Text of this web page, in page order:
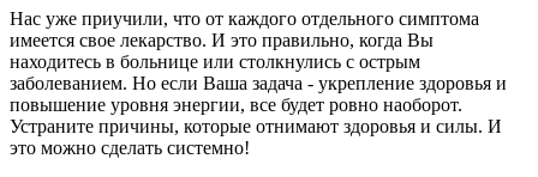
Нас уже приучили, что от каждого отдельного симптома
имеется свое лекарство. И это правильно, когда Вы
находитесь в больнице или столкнулись с острым
заболеванием. Но если Ваша задача - укрепление здоровья и
повышение уровня энергии, все будет ровно наоборот.
Устраните причины, которые отнимают здоровья и силы. И
это можно сделать системно!